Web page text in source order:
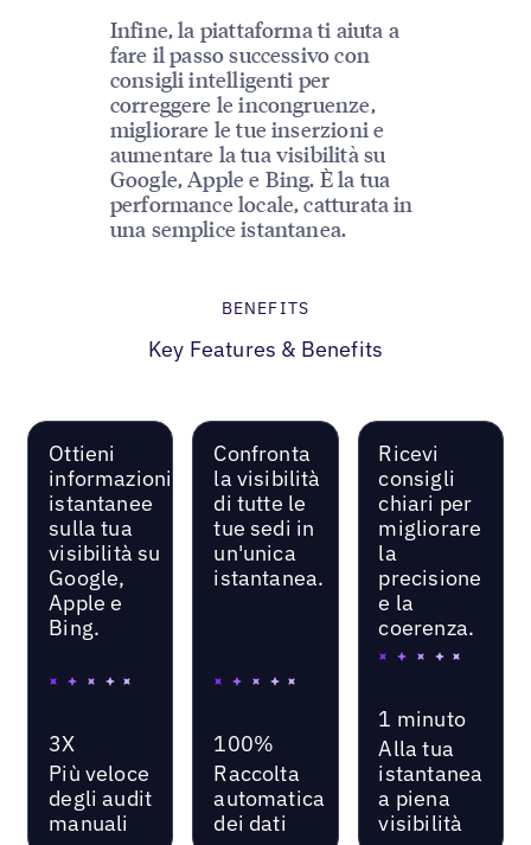
Infine, la piattaforma ti aiuta a
fare il passo successivo con
consigli intelligenti per
correggere le incongruenze,
migliorare le tue inserzioni e
aumentare la tua visibilità su
Google, Apple e Bing. È la tua
performance locale, catturata in
una semplice istantanea.
BENEFITS
Key Features & Benefits
Ottieni
informazioni
istantanee
sulla tua
visibilità su
Google,
Apple e
Bing.
3X
Più veloce
degli audit
manuali
Confronta
la visibilità
di tutte le
tue sedi in
un'unica
istantanea.
100%
Raccolta
automatica
dei dati
Ricevi
consigli
chiari per
migliorare
la
precisione
e la
coerenza.
1 minuto
Alla tua
istantanea
a piena
visibilità